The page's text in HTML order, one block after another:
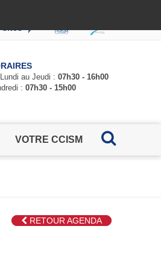
au Jeudi : 07h30 - 16h00
: 07h30 - 15h00
VOTRE CCISM
RETOUR AGENDA